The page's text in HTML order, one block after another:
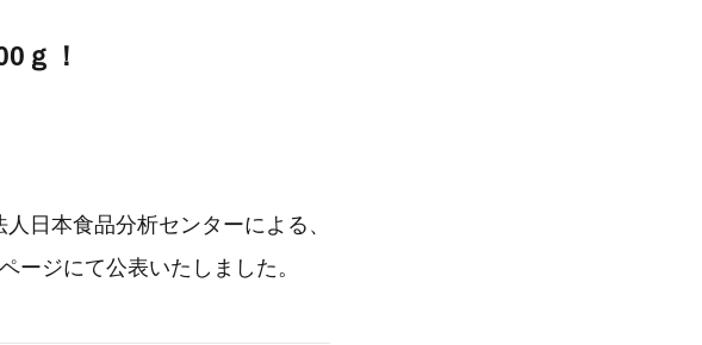
ｇ！
日本食品分析センターによる、
ージにて公表いたしました。